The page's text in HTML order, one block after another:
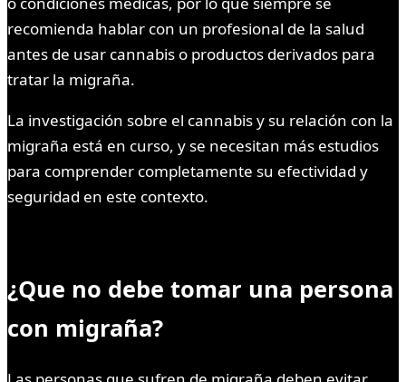
recomienda hablar con un profesional de la salud
antes de usar cannabis o productos derivados para
tratar la migraña.
La investigación sobre el cannabis y su relación con la
migraña está en curso, y se necesitan más estudios
para comprender completamente su efectividad y
seguridad en este contexto.
¿Que no debe tomar una persona
con migraña?